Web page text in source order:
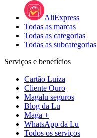
AliExpress
Todas as marcas
Todas as categorias
Todas as subcategorias
Serviços e benefícios
Cartão Luiza
Cliente Ouro
Magalu seguros
Blog da Lu
Maga +
WhatsApp da Lu
Todos os serviços